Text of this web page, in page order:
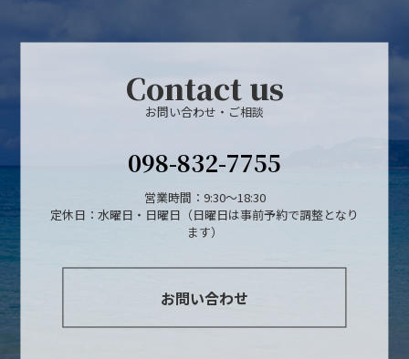
Contact us
お問い合わせ・ご相談
098-832-7755
営業時間：9:30～18:30
定休日：水曜日・日曜日（日曜日は事前予約で調整となり
ます）
お問い合わせ